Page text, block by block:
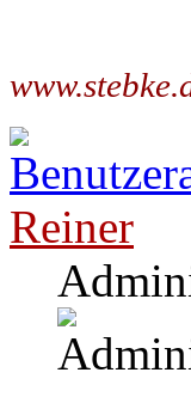
Reiner